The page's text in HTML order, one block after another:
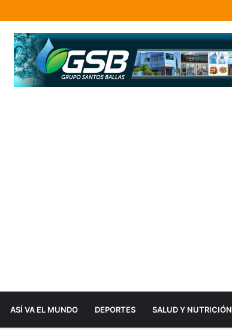
ASÍ VA EL MUNDO DEPORTES SALUD Y NUTRICIÓN